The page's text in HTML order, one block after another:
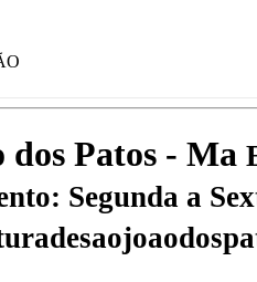
Patos - Ma
Segunda a